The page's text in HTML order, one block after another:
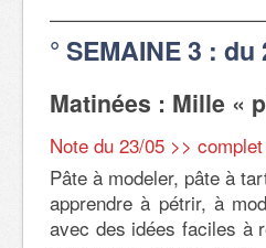
° SEMAINE 3 :
Matinées : Mille «
Note du 23/05 >>
Pâte à modeler, pâte à
apprendre à pétrir, à
avec des idées faciles à